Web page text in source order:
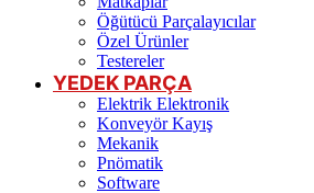
Öğütücü Parçalayıcılar
Özel Ürünler
Testereler
YEDEK PARÇA
Elektrik Elektronik
Konveyör Kayış
Mekanik
Pnömatik
Software